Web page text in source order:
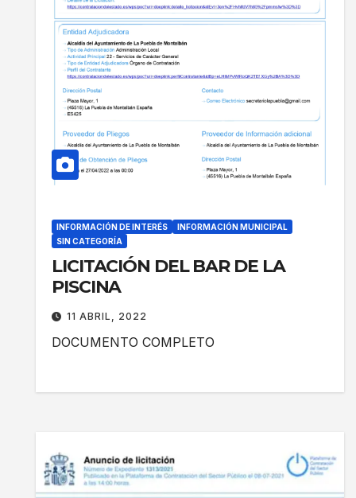
INFORMACIÓN DE INTERÉS
INFORMACIÓN MUNICIPAL
SIN CATEGORÍA
LICITACIÓN DEL BAR DE LA
PISCINA
11 ABRIL, 2022
DOCUMENTO COMPLETO